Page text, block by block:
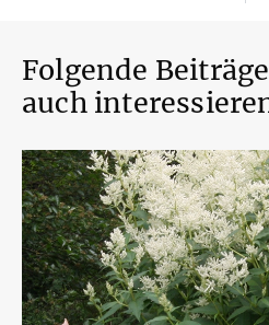
Folgende
auch